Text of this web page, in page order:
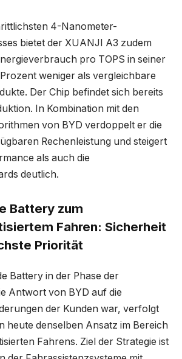
4-Nanometer-
bietet der XUANJI A3 zudem
pro TOPS in seiner
weniger als vergleichbare
Der Chip befindet sich bereits
In Kombination mit den
von BYD verdoppelt er die
Rechenleistung und steigert
als auch die
deutlich.
Battery zum
Fahren: Sicherheit
Priorität
Battery in der Phase der
Antwort von BYD auf die
der Kunden war, verfolgt
heute denselben Ansatz im Bereich
Fahrens. Ziel der Strategie ist